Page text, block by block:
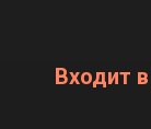
Входит